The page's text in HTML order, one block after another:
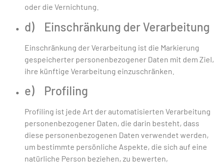
oder die Vernichtung.
d) Einschränkung der Verarbeitung
Einschränkung der Verarbeitung ist die Markierung
gespeicherter personenbezogener Daten mit dem Ziel,
ihre künftige Verarbeitung einzuschränken.
e) Profiling
Profiling ist jede Art der automatisierten Verarbeitung
personenbezogener Daten, die darin besteht, dass
diese personenbezogenen Daten verwendet werden,
um bestimmte persönliche Aspekte, die sich auf eine
natürliche Person beziehen, zu bewerten,